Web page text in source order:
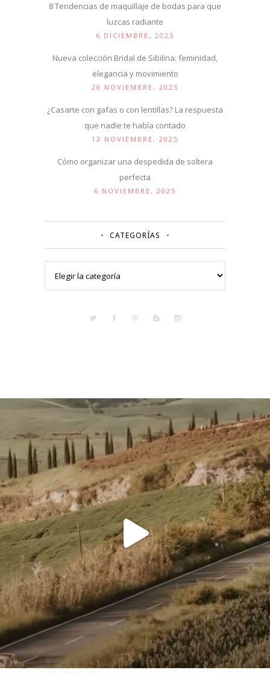
8 Tendencias de maquillaje de bodas para que
luzcas radiante
6 DICIEMBRE, 2025
Nueva colección Bridal de Sibilina: feminidad,
elegancia y movimiento
20 NOVIEMBRE, 2025
¿Casarte con gafas o con lentillas? La respuesta
que nadie te había contado
13 NOVIEMBRE, 2025
Cómo organizar una despedida de soltera
perfecta
6 NOVIEMBRE, 2025
CATEGORÍAS